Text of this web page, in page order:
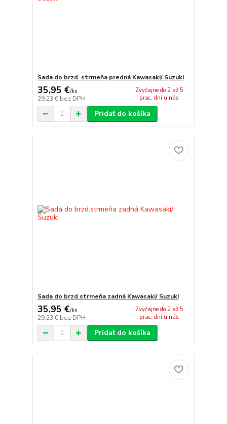
Sada do brzd. strmeňa predná Kawasaki/ Suzuki
35,95 €/ks
29,23 € bez DPH
Zvyčajne do 2 až 5
prac. dní u nás
Pridať do košíka
Sada do brzd.strmeňa zadná Kawasaki/ Suzuki
35,95 €/ks
29,23 € bez DPH
Zvyčajne do 2 až 5
prac. dní u nás
Pridať do košíka